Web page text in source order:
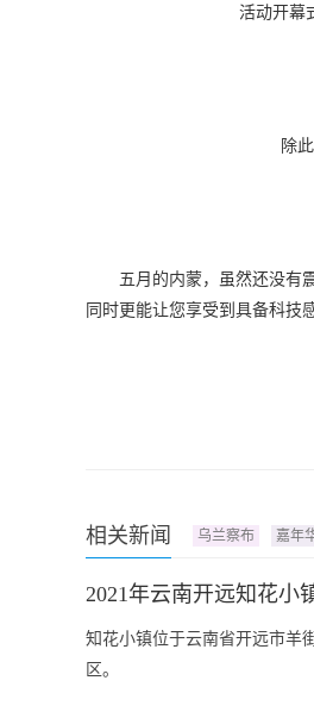
活动开幕
除
五月的内蒙，虽然还没有
同时更能让您享受到具备科技
相关新闻 乌兰察布 嘉年
2021年云南开远知花小
知花小镇位于云南省开远市羊
区。